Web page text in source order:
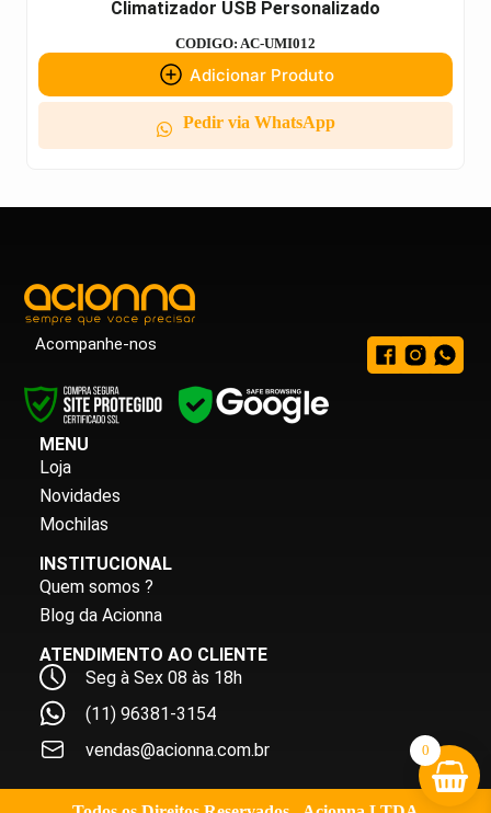
Climatizador USB Personalizado
CODIGO: AC-UMI012
Adicionar Produto
Pedir via WhatsApp
Acompanhe-nos
MENU
Loja
Novidades
Mochilas
INSTITUCIONAL
Quem somos ?
Blog da Acionna
ATENDIMENTO AO CLIENTE
Seg à Sex 08 às 18h
(11) 96381-3154
vendas@acionna.com.br
0